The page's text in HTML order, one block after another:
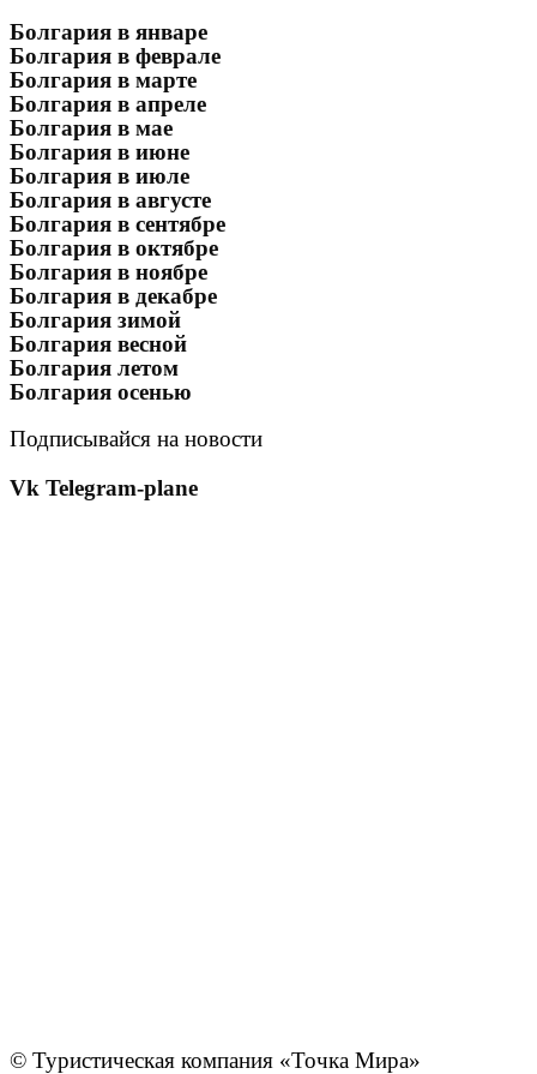
Болгария в январе
Болгария в феврале
Болгария в марте
Болгария в апреле
Болгария в мае
Болгария в июне
Болгария в июле
Болгария в августе
Болгария в сентябре
Болгария в октябре
Болгария в ноябре
Болгария в декабре
Болгария зимой
Болгария весной
Болгария летом
Болгария осенью
Подписывайся на новости
Vk Telegram-plane
© Туристическая компания «Точка Мира»